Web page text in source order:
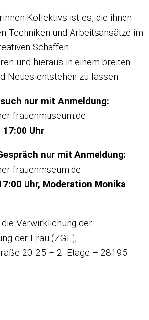
Kollektivs ist es, die ihnen
Techniken und Arbeitsansätze im
Schaffen
und hieraus in einem breiten
Neues entstehen zu lassen.
nur mit Anmeldung:
frauenmuseum.de
Uhr
nur mit Anmeldung:
frauenmseum.de
Uhr, Moderation Monika
Verwirklichung der
der Frau (ZGF),
20-25 – 2. Etage – 28195